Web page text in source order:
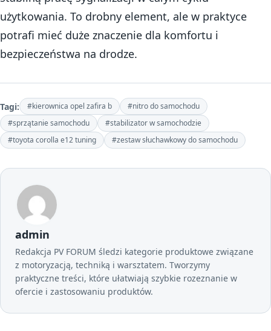
użytkowania. To drobny element, ale w praktyce
potrafi mieć duże znaczenie dla komfortu i
bezpieczeństwa na drodze.
Tagi: #kierownica opel zafira b
#nitro do samochodu
#sprzątanie samochodu
#stabilizator w samochodzie
#toyota corolla e12 tuning
#zestaw słuchawkowy do samochodu
admin
Redakcja PV FORUM śledzi kategorie produktowe związane
z motoryzacją, techniką i warsztatem. Tworzymy
praktyczne treści, które ułatwiają szybkie rozeznanie w
ofercie i zastosowaniu produktów.